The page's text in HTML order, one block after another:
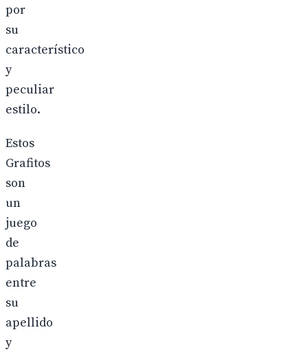
por
su
característico
y
peculiar
estilo.
Estos
Grafitos
son
un
juego
de
palabras
entre
su
apellido
y